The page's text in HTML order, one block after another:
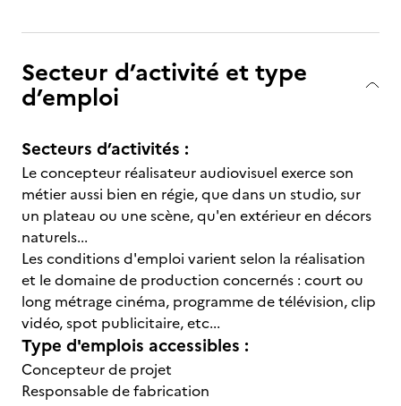
Secteur d’activité et type
d’emploi
Secteurs d’activités :
Le concepteur réalisateur audiovisuel exerce son
métier aussi bien en régie, que dans un studio, sur
un plateau ou une scène, qu'en extérieur en décors
naturels...
Les conditions d'emploi varient selon la réalisation
et le domaine de production concernés : court ou
long métrage cinéma, programme de télévision, clip
vidéo, spot publicitaire, etc...
Type d'emplois accessibles :
Concepteur de projet
Responsable de fabrication